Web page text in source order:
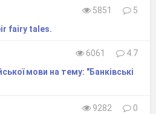
5851
5
fairy tales.
6061
4.7
мови на тему: "Банківські
9282
0